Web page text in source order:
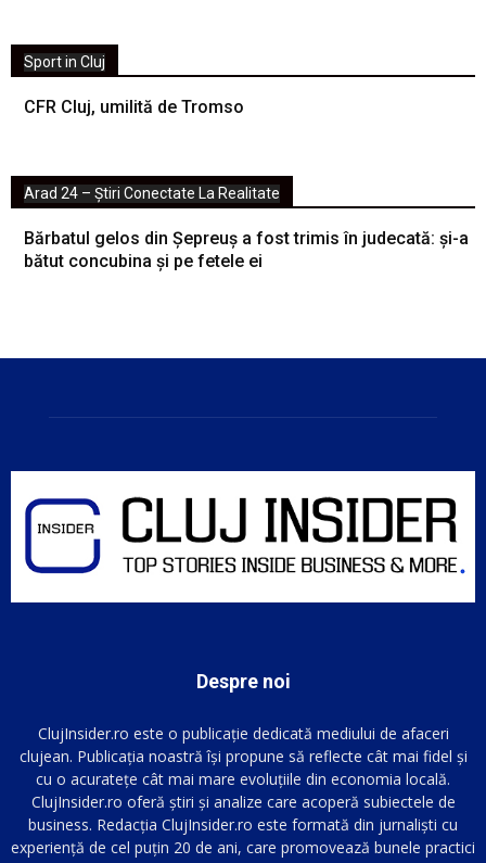
Sport in Cluj
CFR Cluj, umilită de Tromso
Arad 24 – Știri Conectate La Realitate
Bărbatul gelos din Șepreuș a fost trimis în judecată: și-a
bătut concubina și pe fetele ei
Despre noi
ClujInsider.ro este o publicație dedicată mediului de afaceri
clujean. Publicația noastră își propune să reflecte cât mai fidel și
cu o acuratețe cât mai mare evoluțiile din economia locală.
ClujInsider.ro oferă știri și analize care acoperă subiectele de
business. Redacția ClujInsider.ro este formată din jurnaliști cu
experiență de cel puțin 20 de ani, care promovează bunele practici